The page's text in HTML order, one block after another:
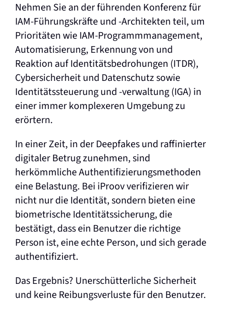
Nehmen Sie an der führenden Konferenz für
IAM-Führungskräfte und -Architekten teil, um
Prioritäten wie IAM-Programmmanagement,
Automatisierung, Erkennung von und
Reaktion auf Identitätsbedrohungen (ITDR),
Cybersicherheit und Datenschutz sowie
Identitätssteuerung und -verwaltung (IGA) in
einer immer komplexeren Umgebung zu
erörtern.
In einer Zeit, in der Deepfakes und raffinierter
digitaler Betrug zunehmen, sind
herkömmliche Authentifizierungsmethoden
eine Belastung. Bei iProov verifizieren wir
nicht nur die Identität, sondern bieten eine
biometrische Identitätssicherung, die
bestätigt, dass ein Benutzer die richtige
Person ist, eine echte Person, und sich gerade
authentifiziert.
Das Ergebnis? Unerschütterliche Sicherheit
und keine Reibungsverluste für den Benutzer.